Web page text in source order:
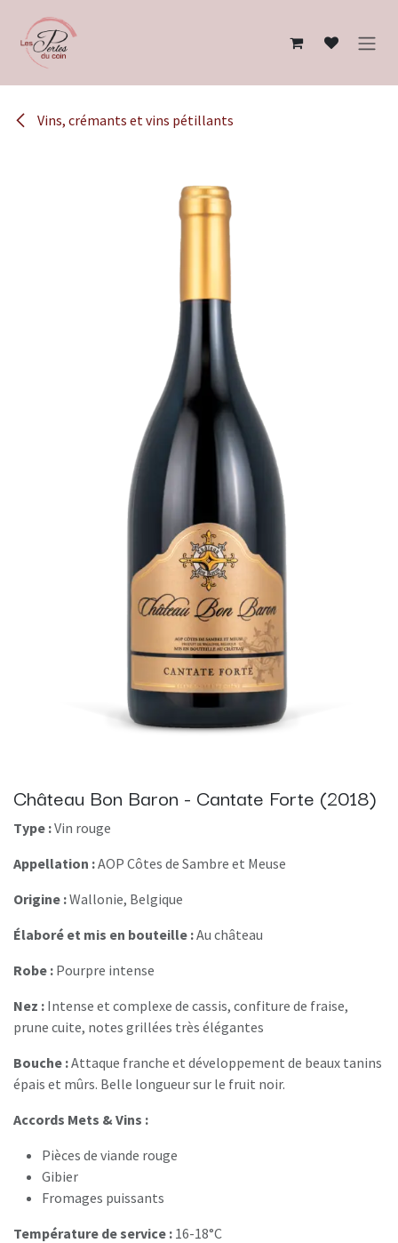
Vins, crémants et vins pétillants
Château Bon Baron - Cantate Forte (2018)
Type :Vin rouge
Appellation :AOP Côtes de Sambre et Meuse
Origine :Wallonie, Belgique
Élaboré et mis en bouteille :Au château
Robe : Pourpre intense
Nez : Intense et complexe de cassis, confiture de fraise,
prune cuite, notes grillées très élégantes
Bouche :Attaque franche et développement de beaux tanins
épais et mûrs. Belle longueur sur le fruit noir.
Accords Mets & Vins :
Pièces de viande rouge
Gibier
Fromages puissants
Température de service : 16-18°C